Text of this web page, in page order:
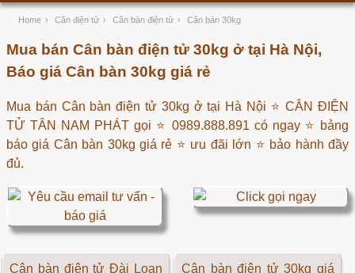
Home › Cân điện tử › Cân bàn điện tử › Cân bàn 30kg
Mua bán Cân bàn điện tử 30kg ở tại Hà Nội,
Báo giá Cân bàn 30kg giá rẻ
Mua bán Cân bàn điện tử 30kg ở tại Hà Nội ⭐ CÂN ĐIỆN
TỬ TÂN NAM PHÁT gọi ⭐ 0989.888.891 có ngay ⭐ bảng
báo giá Cân bàn 30kg giá rẻ ⭐ ưu đãi lớn ⭐ bảo hành đầy
đủ.
Cân bàn điện tử Đài Loan
Cân bàn điện tử 30kg giá